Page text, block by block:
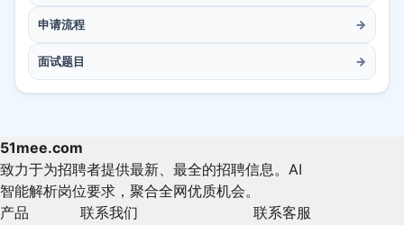
申请流程 →
面试题目 →
51mee.com
致力于为招聘者提供最新、最全的招聘信息。AI
智能解析岗位要求，聚合全网优质机会。
产品
联系我们 联系客服